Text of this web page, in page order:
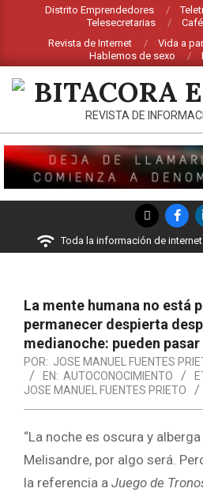
contenido
Distrito Emprendedores
Telesecretarias
Revista de Internet
Vida a
Hablemos de sexo
BITACORA
EN
LA
RED
REVISTA DE
navegación
Toda la información de
La mente humana no está
permanecer despierta
medianoche: pueden
POR: JOSE MANUEL FUENTES
EN: AUTOCONOCIMIENTO
JOSE MANUEL FUENTES PRIETO
“La noche es oscura y
Melisandre, por algo será.
la referencia a Juego de